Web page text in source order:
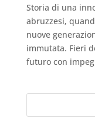
Storia di una
abruzzesi,
nuove
immutata. Fieri
futuro con